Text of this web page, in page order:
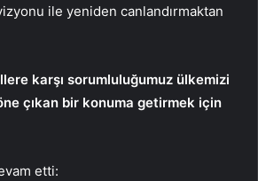
ile yeniden canlandırmaktan
karşı sorumluluğumuz ülkemizi
çıkan bir konuma getirmek için
etti: